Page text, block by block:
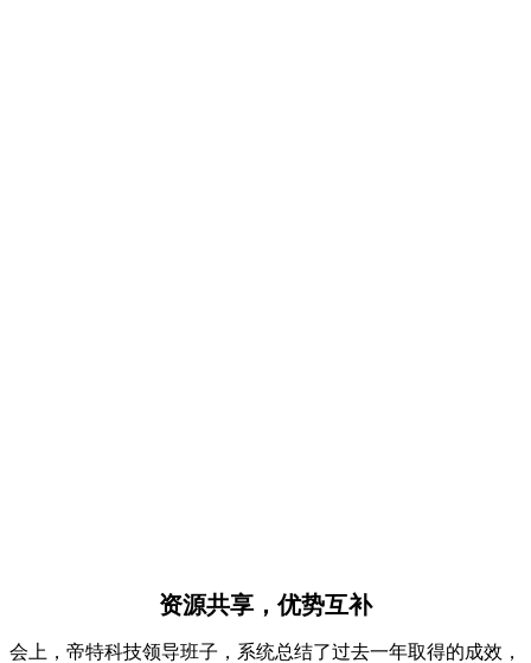
资源共享，优势互补
会上，帝特科技领导班子，系统总结了过去一年取得的成效，